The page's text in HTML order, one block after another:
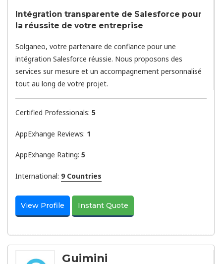
Intégration transparente de Salesforce pour
la réussite de votre entreprise
Solganeo, votre partenaire de confiance pour une
intégration Salesforce réussie. Nous proposons des
services sur mesure et un accompagnement personnalisé
tout au long de votre projet.
Certified Professionals: 5
AppExhange Reviews: 1
AppExhange Rating: 5
International: 9 Countries
View Profile Instant Quote
Guimini